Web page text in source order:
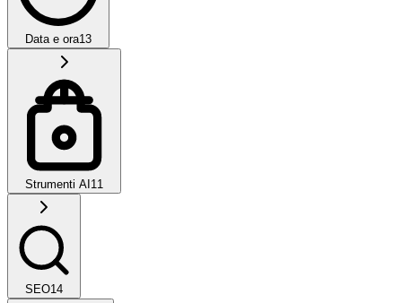
Data e ora13
Strumenti AI 11
SEO14